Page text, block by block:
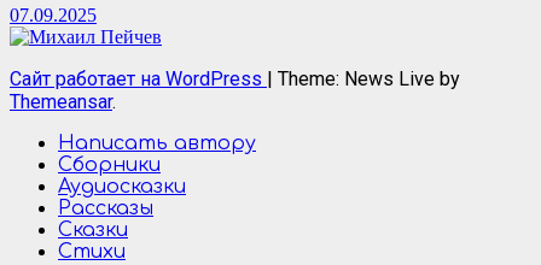
07.09.2025
Сайт работает на WordPress
Theme: News Live by
Themeansar.
Написать автору
Сборники
Аудиосказки
Рассказы
Сказки
Стихи